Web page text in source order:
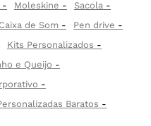
Moleskine
Sacola
Caixa de Som
Pen drive
Kits Personalizados
e Queijo
Baratos